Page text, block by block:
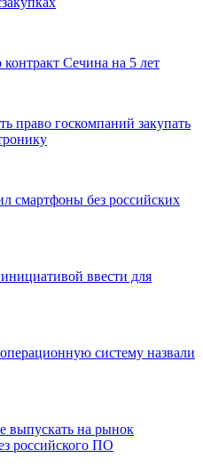
Сечина на 5 лет
право госкомпаний закупать
смартфоны без российских
ввести для
систему назвали
на рынок
российского ПО